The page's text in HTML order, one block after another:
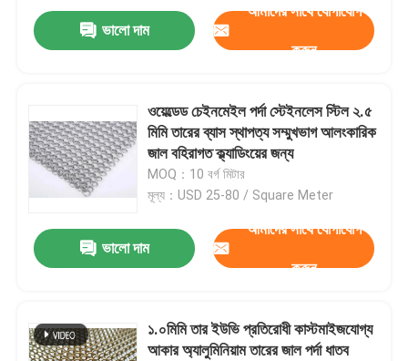
পণ্য
আমাদের সম্বন্ধে
কারখানা পরিদর্শন
ভালো দাম
আমাদের সাথে যোগাযোগ
করুন
ওয়েল্ডেড চেইনমেইল পর্দা স্টেইনলেস স্টিল ২.৫
মিমি তারের ব্যাস স্থাপত্য সম্মুখভাগ আলংকারিক
জাল বহিরাগত ক্ল্যাডিংয়ের জন্য
MOQ：10 বর্গ মিটার
মূল্য：USD 25-80 / Square Meter
ভালো দাম
আমাদের সাথে যোগাযোগ
করুন
১.০মিমি তার ইউভি প্রতিরোধী কাস্টমাইজযোগ্য
আকার অ্যালুমিনিয়াম তারের জাল পর্দা ধাতব